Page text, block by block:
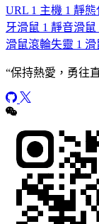
URL 1 主機 1 靜態
牙滑鼠 1 靜音滑鼠
滑鼠滾輪失靈 1 滑
“保持熱愛，勇往